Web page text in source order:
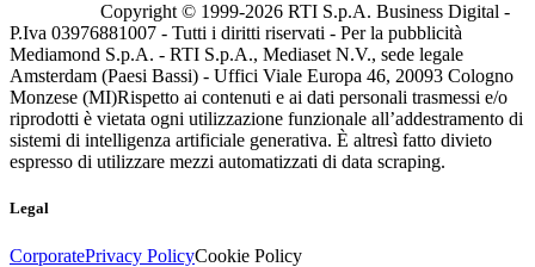
Copyright © 1999-2026 RTI S.p.A. Business Digital -
P.Iva 03976881007 - Tutti i diritti riservati - Per la pubblicità
Mediamond S.p.A. - RTI S.p.A., Mediaset N.V., sede legale
Amsterdam (Paesi Bassi) - Uffici Viale Europa 46, 20093 Cologno
Monzese (MI)Rispetto ai contenuti e ai dati personali trasmessi e/o
riprodotti è vietata ogni utilizzazione funzionale all’addestramento di
sistemi di intelligenza artificiale generativa. È altresì fatto divieto
espresso di utilizzare mezzi automatizzati di data scraping.
Legal
CorporatePrivacy PolicyCookie Policy